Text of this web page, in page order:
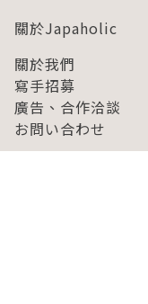
關於Japaholic
關於我們
寫手招募
廣告、合作洽談
お問い合わせ